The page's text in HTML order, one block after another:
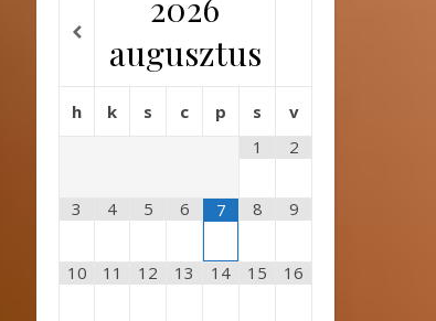
augusztus
h k s c p s
v
1
2
3 4 5 6 7 8 9
10 11 12 13 14 15 16